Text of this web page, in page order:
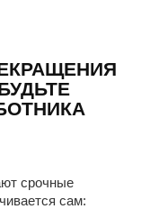
срочные
сам: